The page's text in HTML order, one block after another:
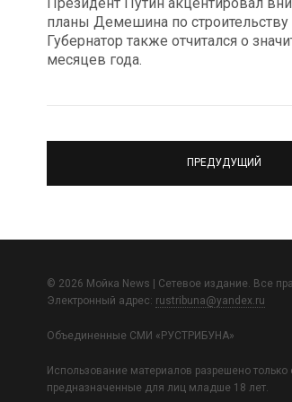
планы Демешина по
Губернатор также отчитался о
месяцев года.
ПРЕДУДУЩИЙ
© 2026 Мойка News | Сетевое издание. Все
Электронный адрес: rustribuna@yandex.ru
Объединенные СМИ «РУСТРИБУНА»
Использование материалов разрешено
предназначенные для лиц младше 18 лет.